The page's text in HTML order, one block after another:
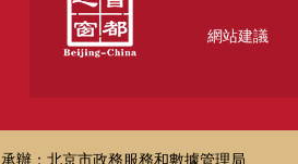
網站建議
承辦：北京市政務服務和數據管理局